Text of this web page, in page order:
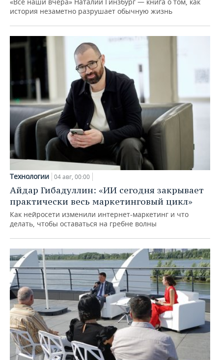
история незаметно разрушает обычную жизнь
Технологии 04 авг, 00:00
Айдар Гибадуллин: «ИИ сегодня закрывает
практически весь маркетинговый цикл»
Как нейросети изменили интернет-маркетинг и что
делать, чтобы оставаться на гребне волны